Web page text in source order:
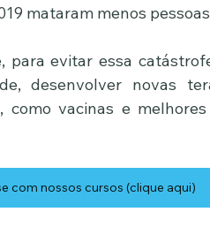
mataram menos
para evitar essa
desenvolver novas
como vacinas e
com nossos cursos (clique aqui)